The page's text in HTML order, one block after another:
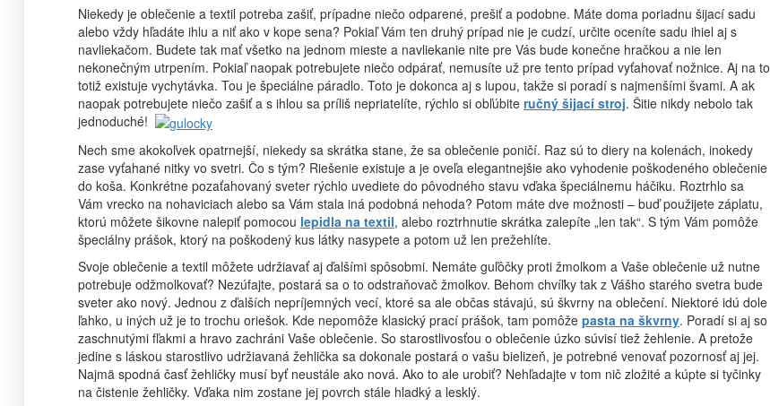
Niekedy je oblečenie a textil potreba zašiť, prípadne niečo odparené, prešiť a podobne. Máte doma poriadnu šijací sadu
alebo vždy hľadáte ihlu a niť ako v kope sena? Pokiaľ Vám ten druhý prípad nie je cudzí, určite oceníte sadu ihiel aj s
navliekačom. Budete tak mať všetko na jednom mieste a navliekanie nite pre Vás bude konečne hračkou a nie len
nekonečným utrpením. Pokiaľ naopak potrebujete niečo odpárať, nemusíte už pre tento prípad vyťahovať nožnice. Aj na to
totiž existuje vychytávka. Tou je špeciálne páradlo. Toto je dokonca aj s lupou, takže si poradí s najmenšími švami. A ak
naopak potrebujete niečo zašiť a s ihlou sa príliš nepriatelíte, rýchlo si obľúbite ručný šijací stroj. Šitie nikdy nebolo tak
jednoduché!
Nech sme akokoľvek opatrnejší, niekedy sa skrátka stane, že sa oblečenie poničí. Raz sú to diery na kolenách, inokedy
zase vyťahané nitky vo svetri. Čo s tým? Riešenie existuje a je oveľa elegantnejšie ako vyhodenie poškodeného oblečenie
do koša. Konkrétne pozaťahovaný sveter rýchlo uvediete do pôvodného stavu vďaka špeciálnemu háčiku. Roztrhlo sa
Vám vrecko na nohaviciach alebo sa Vám stala iná podobná nehoda? Potom máte dve možnosti – buď použijete záplatu,
ktorú môžete šikovne nalepiť pomocou lepidla na textil, alebo roztrhnutie skrátka zalepíte „len tak“. S tým Vám pomôže
špeciálny prášok, ktorý na poškodený kus látky nasypete a potom už len prežehlíte.
Svoje oblečenie a textil môžete udržiavať aj ďalšími spôsobmi. Nemáte guľôčky proti žmolkom a Vaše oblečenie už nutne
potrebuje odžmolkovať? Nezúfajte, postará sa o to odstraňovač žmolkov. Behom chvíľky tak z Vášho starého svetra bude
sveter ako nový. Jednou z ďalších nepríjemných vecí, ktoré sa ale občas stávajú, sú škvrny na oblečení. Niektoré idú dole
ľahko, u iných už je to trochu oriešok. Kde nepomôže klasický prací prášok, tam pomôže pasta na škvrny. Poradí si aj so
zaschnutými fľakmi a hravo zachráni Vaše oblečenie. So starostlivosťou o oblečenie úzko súvisí tiež žehlenie. A pretože
jedine s láskou starostlivo udržiavaná žehlička sa dokonale postará o vašu bielizeň, je potrebné venovať pozornosť aj jej.
Najmä spodná časť žehličky musí byť neustále ako nová. Ako to ale urobiť? Nehľadajte v tom nič zložité a kúpte si tyčinky
na čistenie žehličky. Vďaka nim zostane jej povrch stále hladký a lesklý.